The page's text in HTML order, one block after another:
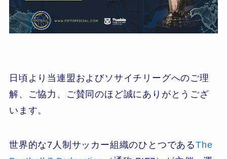
日頃より当連盟およびソサイチリーグへのご理
解、ご協力、ご賛同のほど誠にありがとうござ
います。
世界的な7人制サッカー組織のひとつであるThe